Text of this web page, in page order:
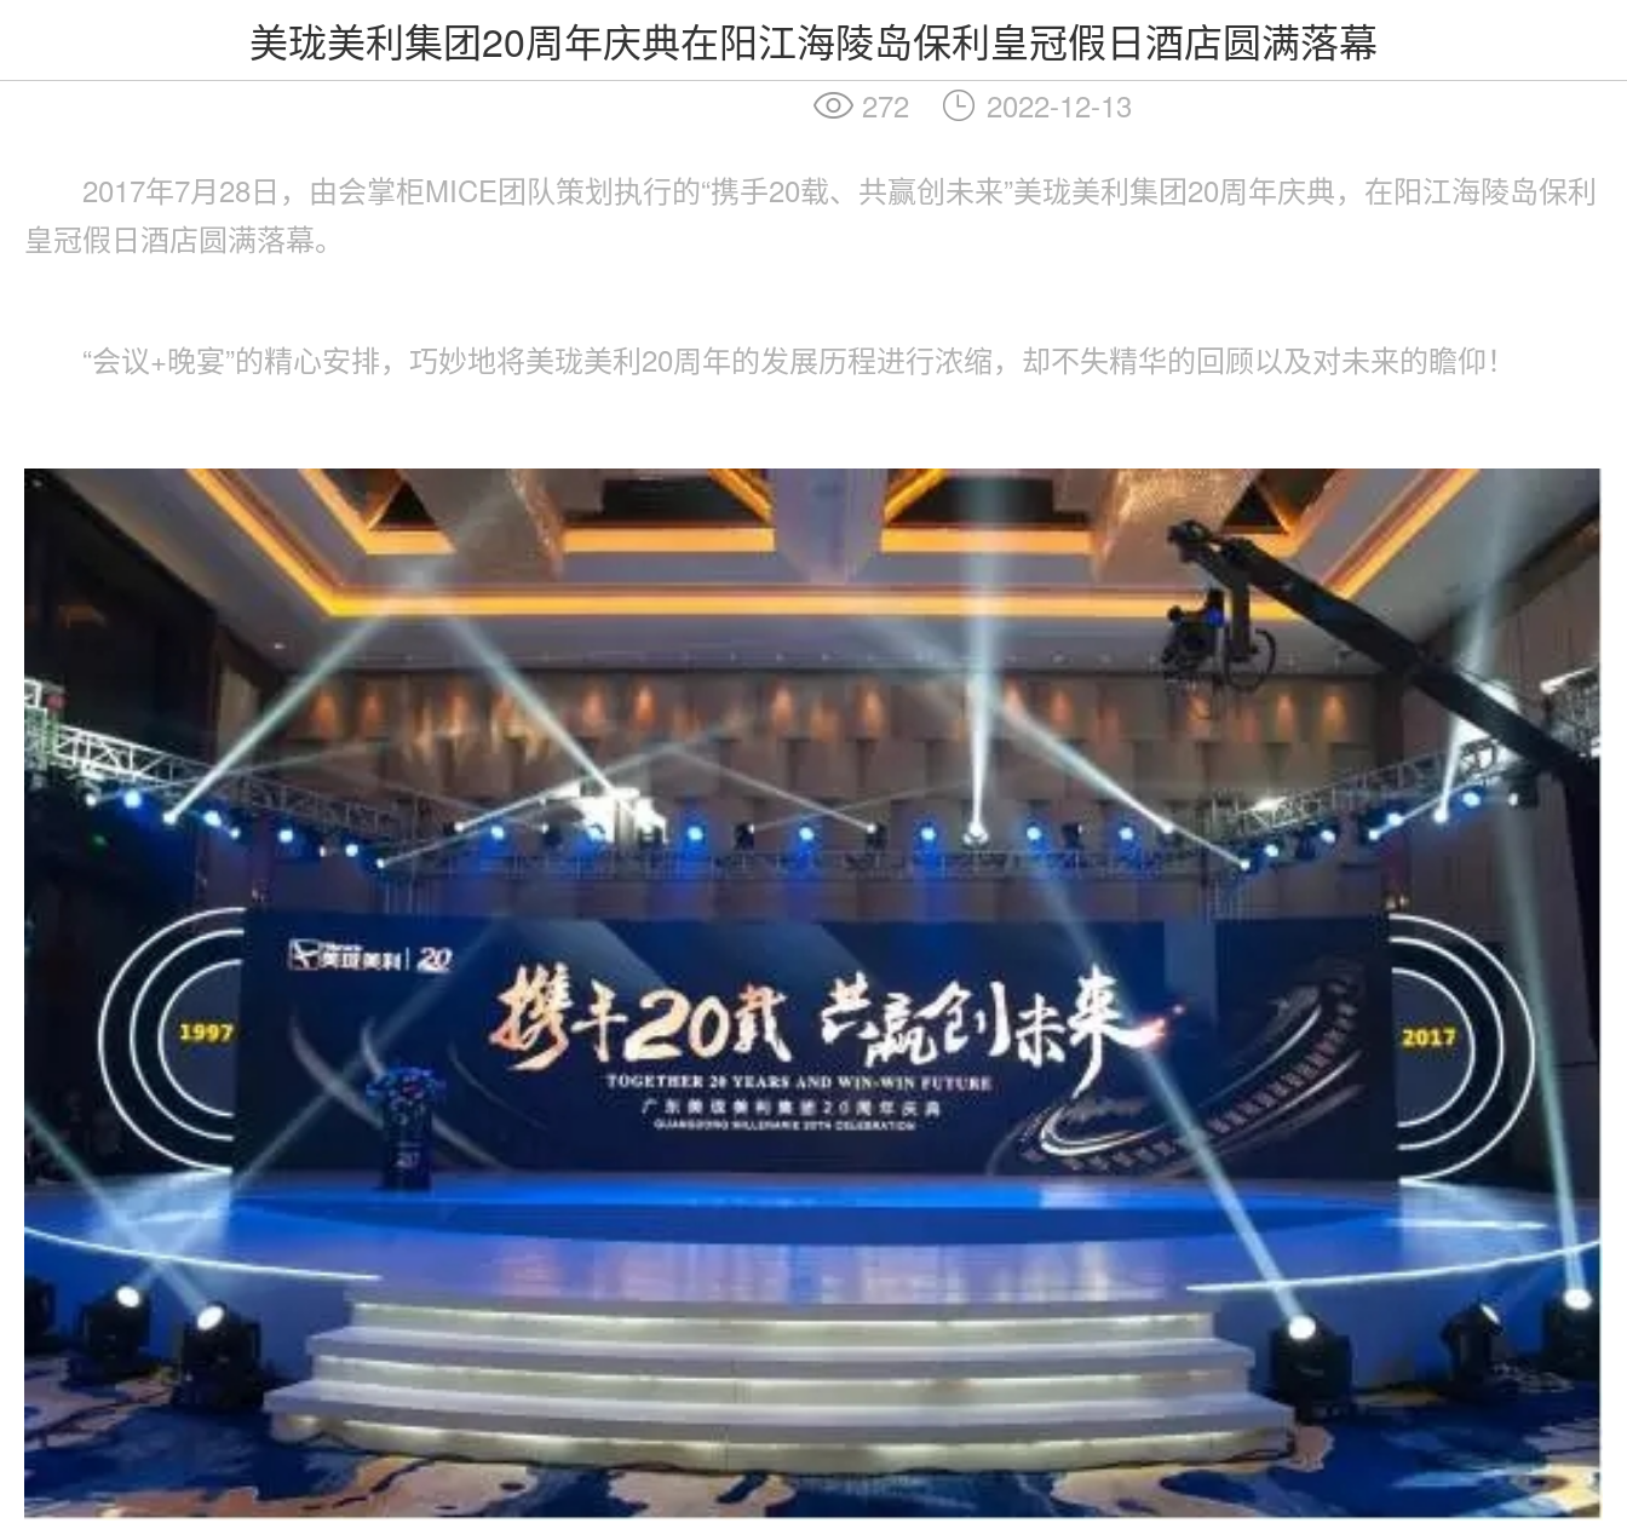
美珑美利集团20周年庆典在阳江海陵岛保利皇冠假日酒店圆满落幕
272
2022-12-13
2017年7月28日，由会掌柜MICE团队策划执行的“携手20载、共赢创未来”美珑美利集团20周年庆典，在阳江海陵岛保利
皇冠假日酒店圆满落幕。
“会议+晚宴”的精心安排，巧妙地将美珑美利20周年的发展历程进行浓缩，却不失精华的回顾以及对未来的瞻仰！